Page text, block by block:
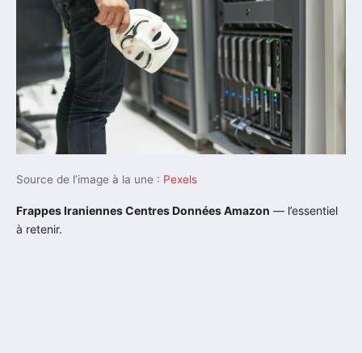
Source de l’image à la une : Pexels
Frappes Iraniennes Centres Données Amazon — l’essentiel
à retenir.